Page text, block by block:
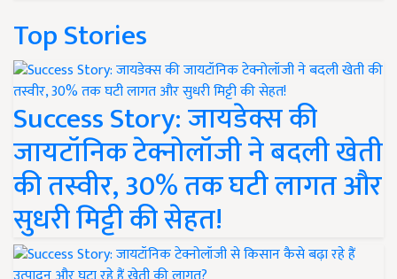
Top Stories
Success Story: जायडेक्स की
जायटॉनिक टेक्नोलॉजी ने बदली खेती
की तस्वीर, 30% तक घटी लागत और
सुधरी मिट्टी की सेहत!